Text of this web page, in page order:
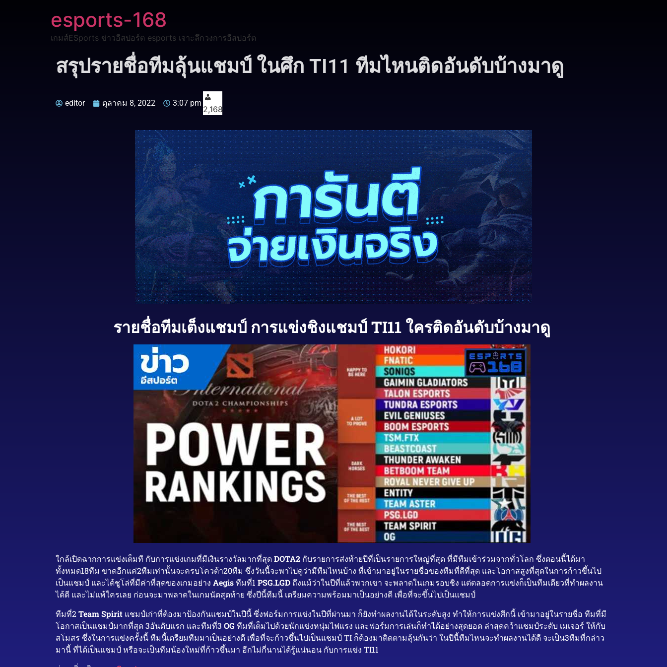
esports-168
เกมส์ESports ข่าวอีสปอร์ต esports เจาะลึกวงการอีสปอร์ต
สรุปรายชื่อทีมลุ้นแชมป์ ในศึก TI11 ทีมไหนติดอันดับบ้างมาดู
editor ตุลาคม 8, 2022 3:07 pm
2,168
รายชื่อทีมเต็งแชมป์ การแข่งชิงแชมป์ TI11 ใครติดอันดับบ้างมาดู
ใกล้เปิดฉากการแข่งเต็มที กับการแข่งเกมที่มีเงินรางวัลมากที่สุดDOTA2 กับรายการส่งท้ายปีที่เป็นรายการใหญ่ที่สุด ที่มีทีมเข้าร่วมจากทั่วโลก ซึ่งตอนนี้ได้มา
ทั้งหมด18ทีม ขาดอีกแค่2ทีมเท่านั้นจะครบโควต้า20ทีม ซึ่งวันนี้จะพาไปดูว่ามีทีมไหนบ้าง ที่เข้ามาอยู่ในรายชื่อของทีมที่ดีที่สุด และโอกาสสูงที่สุดในการก้าวขึ้นไป
เป็นแชมป์ และได้ชูโล่ที่มีค่าที่สุดของเกมอย่าง Aegisทีมที่1 PSG.LGD ถึงแม้ว่าในปีที่แล้วพวกเขา จะพลาดในเกมรอบชิง แต่ตลอดการแข่งก็เป็นทีมเดียวที่ทำผลงาน
ได้ดี และไม่แพ้ใครเลย ก่อนจะมาพลาดในเกมนัดสุดท้าย ซึ่งปีนี้ทีมนี้ เตรียมความพร้อมมาเป็นอย่างดี เพื่อที่จะขึ้นไปเป็นแชมป์
ทีมที่2Team Spirit แชมป์เก่าที่ต้องมาป้องกันแชมป์ในปีนี้ ซึ่งฟอร์มการแข่งในปีที่ผ่านมา ก็ยังทำผลงานได้ในระดับสูง ทำให้การแข่งศึกนี้ เข้ามาอยู่ในรายชื่อ ทีมที่มี
โอกาสเป็นแชมป์มากที่สุด 3อันดับแรก และทีมที่3 OG ทีมที่เต็มไปด้วยนักแข่งหนุ่มไฟแรง และฟอร์มการเล่นก็ทำได้อย่างสุดยอด ล่าสุดคว้าแชมป์ระดับ เมเจอร์ ให้กับ
สโมสร ซึ่งในการแข่งครั้งนี้ ทีมนี้เตรียมทีมมาเป็นอย่างดี เพื่อที่จะก้าวขึ้นไปเป็นแชมป์ TI ก็ต้องมาติดตามลุ้นกันว่า ในปีนี้ทีมไหนจะทำผลงานได้ดี จะเป็น3ทีมที่กล่าว
มานี้ ที่ได้เป็นแชมป์ หรือจะเป็นทีมน้องใหม่ที่ก้าวขึ้นมา อีกไม่กี่นานได้รู้แน่นอน กับการแข่ง TI11